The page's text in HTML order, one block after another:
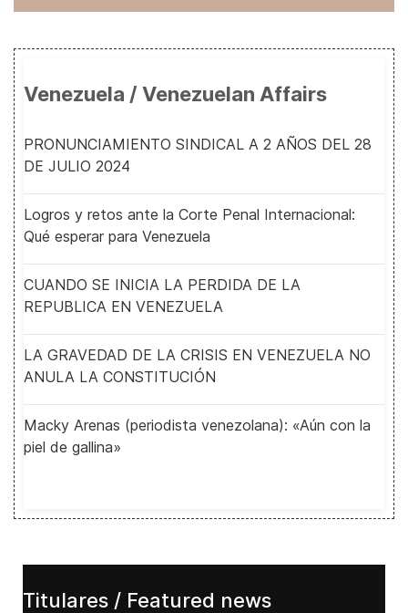
Venezuela / Venezuelan Affairs
PRONUNCIAMIENTO SINDICAL A 2 AÑOS DEL 28
DE JULIO 2024
Logros y retos ante la Corte Penal Internacional:
Qué esperar para Venezuela
CUANDO SE INICIA LA PERDIDA DE LA
REPUBLICA EN VENEZUELA
LA GRAVEDAD DE LA CRISIS EN VENEZUELA NO
ANULA LA CONSTITUCIÓN
Macky Arenas (periodista venezolana): «Aún con la
piel de gallina»
Titulares / Featured news